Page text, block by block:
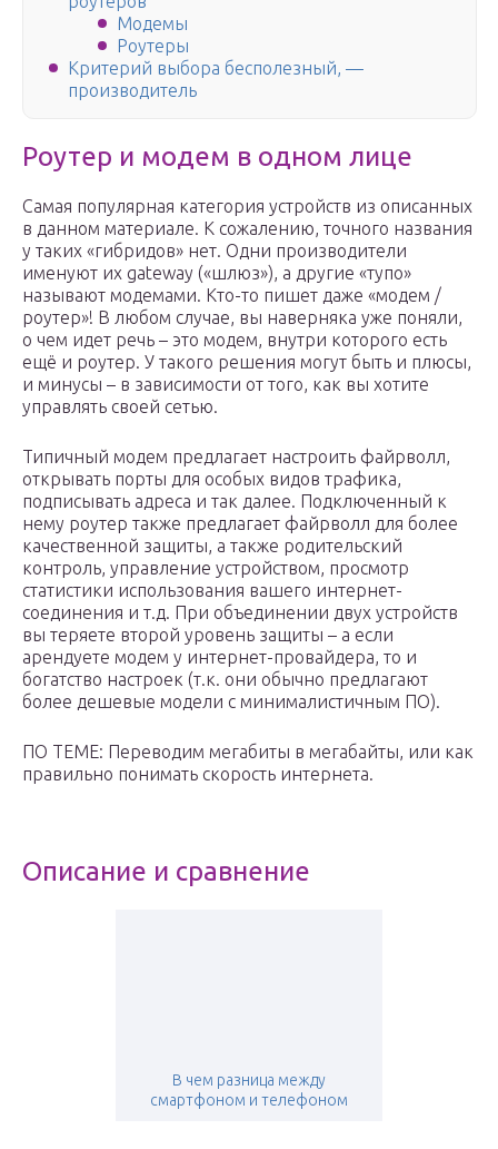
Модемы
Роутеры
Критерий выбора бесполезный, —
производитель
Роутер и модем в одном лице
Самая популярная категория устройств из описанных
в данном материале. К сожалению, точного названия
у таких «гибридов» нет. Одни производители
именуют их gateway («шлюз»), а другие «тупо»
называют модемами. Кто-то пишет даже «модем /
роутер»! В любом случае, вы наверняка уже поняли,
о чем идет речь – это модем, внутри которого есть
ещё и роутер. У такого решения могут быть и плюсы,
и минусы – в зависимости от того, как вы хотите
управлять своей сетью.
Типичный модем предлагает настроить файрволл,
открывать порты для особых видов трафика,
подписывать адреса и так далее. Подключенный к
нему роутер также предлагает файрволл для более
качественной защиты, а также родительский
контроль, управление устройством, просмотр
статистики использования вашего интернет-
соединения и т.д. При объединении двух устройств
вы теряете второй уровень защиты – а если
арендуете модем у интернет-провайдера, то и
богатство настроек (т.к. они обычно предлагают
более дешевые модели с минималистичным ПО).
ПО ТЕМЕ: Переводим мегабиты в мегабайты, или как
правильно понимать скорость интернета.
Описание и сравнение
В чем разница между
смартфоном и телефоном